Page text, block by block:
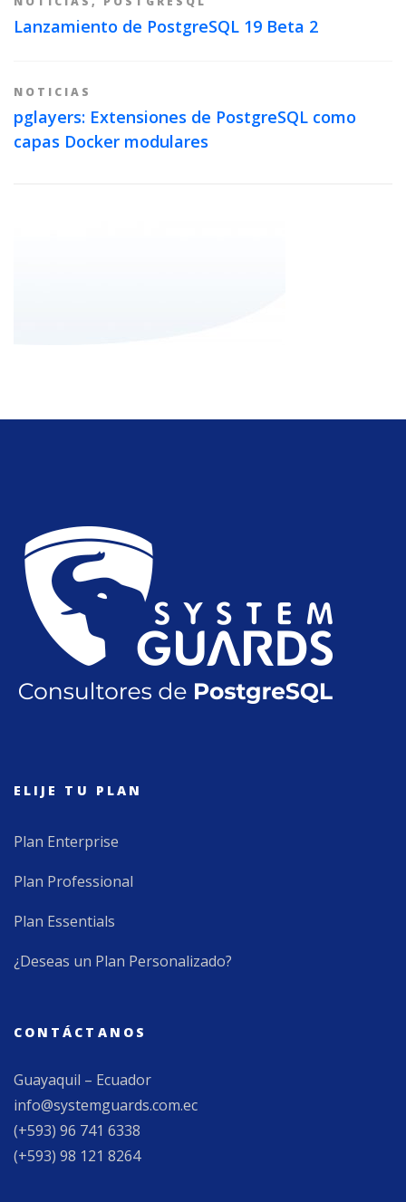
Lanzamiento de PostgreSQL 19 Beta 2
NOTICIAS
pglayers: Extensiones de PostgreSQL como
capas Docker modulares
ELIJE TU PLAN
Plan Enterprise
Plan Professional
Plan Essentials
¿Deseas un Plan Personalizado?
CONTÁCTANOS
Guayaquil – Ecuador
info@systemguards.com.ec
(+593) 96 741 6338
(+593) 98 121 8264